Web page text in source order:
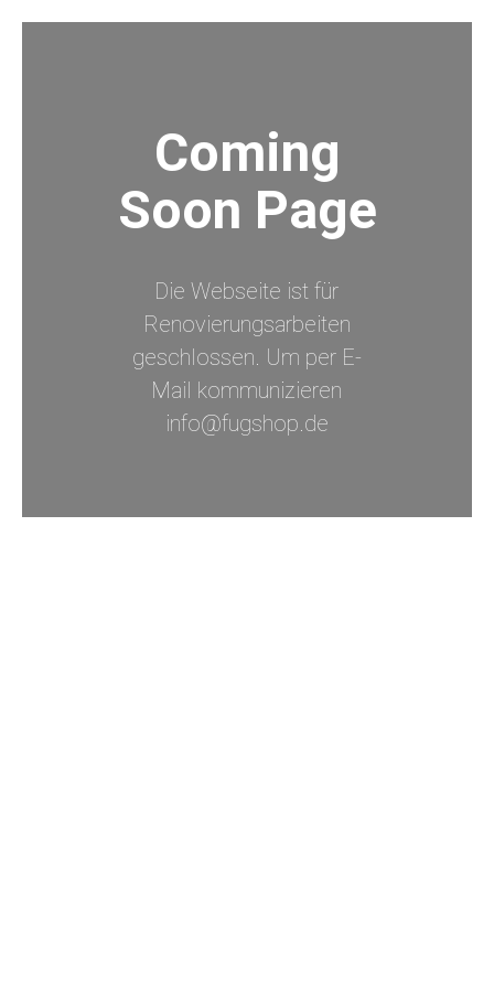
Coming
Soon Page
Die Webseite ist für
Renovierungsarbeiten
geschlossen. Um per E-
Mail kommunizieren
info@fugshop.de